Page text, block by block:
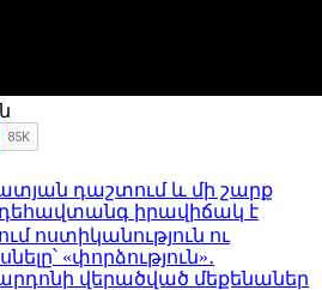
դաշտում և մի շարք
իրավիճակ է
ոստիկանություն ու
«փորձություն»․
վերածված մեքենաներ